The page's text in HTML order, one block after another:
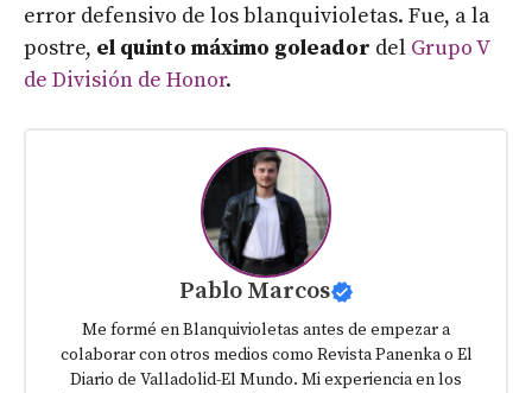
error defensivo de los blanquivioletas. Fue, a la
postre, el quinto máximo goleador del Grupo V
de División de Honor.
Pablo Marcos
Me formé en Blanquivioletas antes de empezar a
colaborar con otros medios como Revista Panenka o El
Diario de Valladolid-El Mundo. Mi experiencia en los